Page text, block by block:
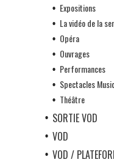
Expositions
La vidéo de la
Opéra
Ouvrages
Performances
Spectacles
Théâtre
SORTIE VOD
VOD
VOD /